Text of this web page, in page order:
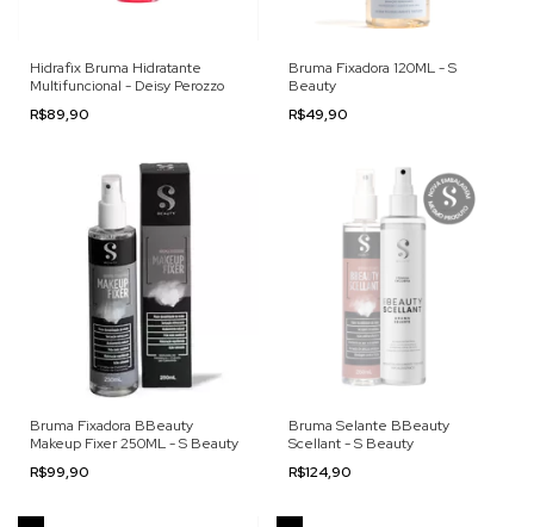
Hidrafix Bruma Hidratante
Multifuncional - Deisy Perozzo
R$89,90
Bruma Fixadora 120ML - S
Beauty
R$49,90
Bruma Fixadora BBeauty
Makeup Fixer 250ML - S Beauty
R$99,90
Bruma Selante BBeauty
Scellant - S Beauty
R$124,90